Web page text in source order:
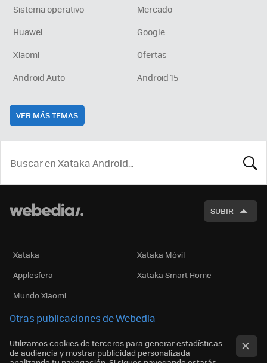
Sistema operativo
Mercado
Huawei
Google
Xiaomi
Ofertas
Android Auto
Android 15
VER MÁS TEMAS
SUBIR
Xataka
Xataka Móvil
Applesfera
Xataka Smart Home
Mundo Xiaomi
Otras publicaciones de Webedia
Utilizamos cookies de terceros para generar estadísticas
de audiencia y mostrar publicidad personalizada